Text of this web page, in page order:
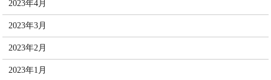
2023年4月
2023年3月
2023年2月
2023年1月